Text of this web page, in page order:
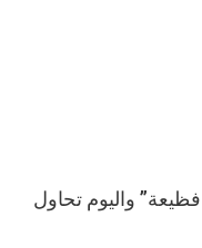
واليوم تحاول